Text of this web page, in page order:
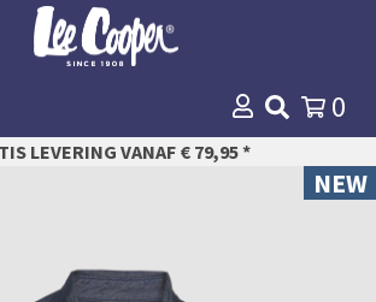
0
WINKELMANDJE
AFREKENEN
LEVERING VANAF € 79,95 *
NEW